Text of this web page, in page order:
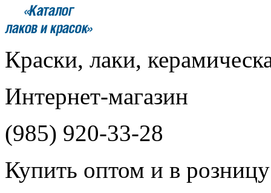
Краски, лаки,
Интернет-магазин
(985) 920-33-28
Купить оптом и в розницу